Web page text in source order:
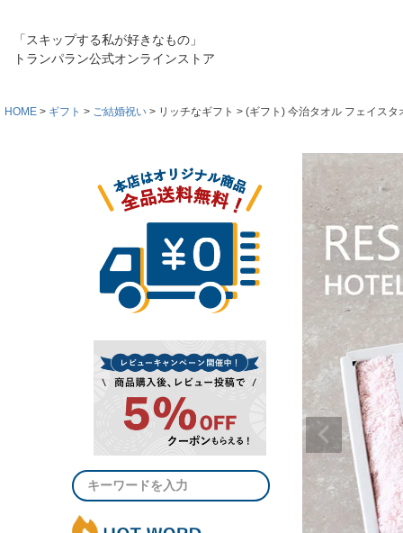
「スキップする私が好きなもの」
トランパラン公式オンラインストア
HOME ギフト ご結婚祝い リッチなギフト (ギフト) 今治タオル フェイス